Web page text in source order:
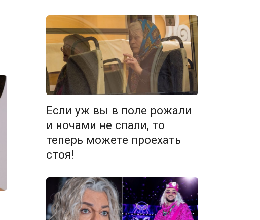
Если уж вы в поле рожали
и ночами не спали, то
теперь можете проехать
стоя!